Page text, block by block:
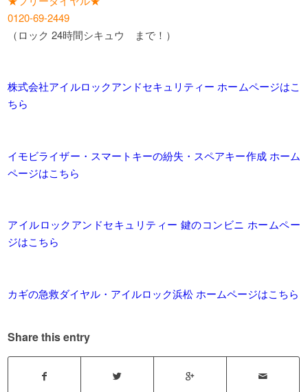
0120-69-2449
（ロック 24時間シキュウ まで！）
株式会社アイルロックアンドセキュリティー ホームページはこ
ちら
イモビライザー・スマートキーの紛失・スペアキー作成 ホーム
ページはこちら
アイルロックアンドセキュリティー 鍵のコンビニ ホームペー
ジはこちら
カギの急救ダイヤル・アイルロック浜松 ホームページはこちら
Share this entry